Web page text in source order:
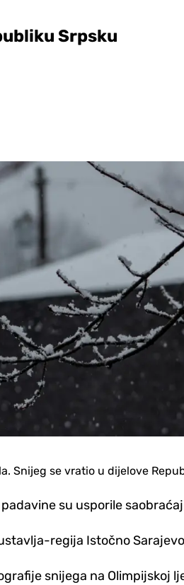
Srpsku
Snijeg se vratio u dijelove
su usporile
regija Istočno
snijega na Olimpijskoj